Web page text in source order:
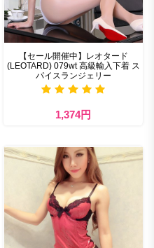
【セール開催中】レオタード
(LEOTARD) 079wt 高級輸入下着 ス
パイスランジェリー
1,374円